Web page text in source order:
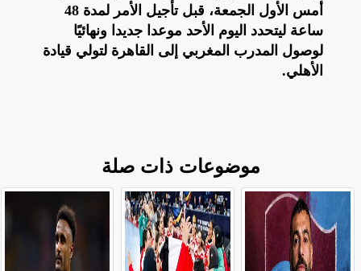
أمس الأول الجمعة، قبل تأجيل الأمر لمدة 48
ساعة ليتحدد اليوم الأحد موعدا جديدا ونهائيًا
لوصول المدرب المغربي إلى القاهرة لتولي قيادة
الأهلي.
موضوعات ذات صلة